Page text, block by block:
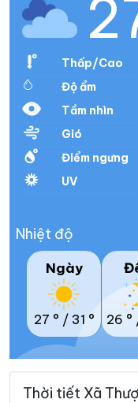
Thấp/Cao
Độ ẩm
Tầm nhìn
Gió
Điểm ngưng
UV
Nhiệt độ
Ngày
27 ° / 31 ° 26 °
Thời tiết Xã